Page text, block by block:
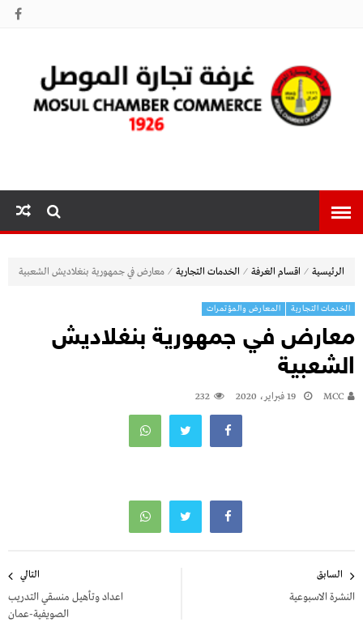
الموصل
الرئيسية ⁄ اقسام الغرفة ⁄ الخدمات التجارية ⁄ معارض في جمهورية بنغلاديش الشعبية
الخدمات التجارية المعارض والمؤتمرات
معارض في جمهورية بنغلاديش
الشعبية
MCC 19 فبراير، 2020 232
المقالات
السابق
النشرة الاسبوعية
التالي
اعداد وتأهيل منسقي التدريب
الصويفية-عمان